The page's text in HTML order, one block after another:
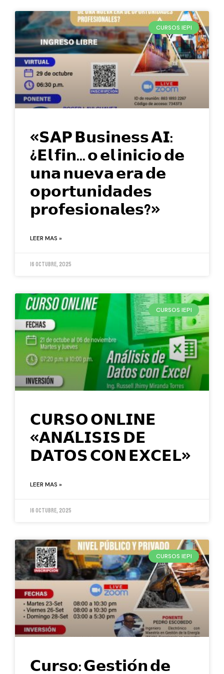
CURSOS IEPI
«𝗦𝗔𝗣 𝗕𝘂𝘀𝗶𝗻𝗲𝘀𝘀 𝗔𝗜:
¿𝗘𝗹 𝗳𝗶𝗻… 𝗼 𝗲𝗹 𝗶𝗻𝗶𝗰𝗶𝗼 𝗱𝗲
𝘂𝗻𝗮 𝗻𝘂𝗲𝘃𝗮 𝗲𝗿𝗮 𝗱𝗲
𝗼𝗽𝗼𝗿𝘁𝘂𝗻𝗶𝗱𝗮𝗱𝗲𝘀
𝗽𝗿𝗼𝗳𝗲𝘀𝗶𝗼𝗻𝗮𝗹𝗲𝘀?»
LEER MAS »
16 octubre, 2025
CURSOS IEPI
𝗖𝗨𝗥𝗦𝗢 𝗢𝗡𝗟𝗜𝗡𝗘
«𝗔𝗡𝗔́𝗟𝗜𝗦𝗜𝗦 𝗗𝗘
𝗗𝗔𝗧𝗢𝗦 𝗖𝗢𝗡 𝗘𝗫𝗖𝗘𝗟»
LEER MAS »
16 octubre, 2025
CURSOS IEPI
𝗖𝘂𝗿𝘀𝗼: 𝗚𝗲𝘀𝘁𝗶𝗼́𝗻 𝗱𝗲